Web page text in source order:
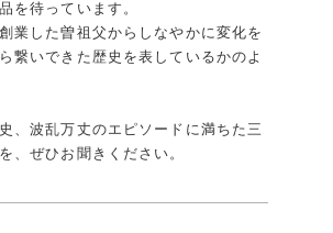
障がい者雇用
地域経済
を待っています。
業した曽祖父からしなやかに変化を
繋いできた歴史を表しているかのよ
、波乱万丈のエピソードに満ちた三
、ぜひお聞きください。